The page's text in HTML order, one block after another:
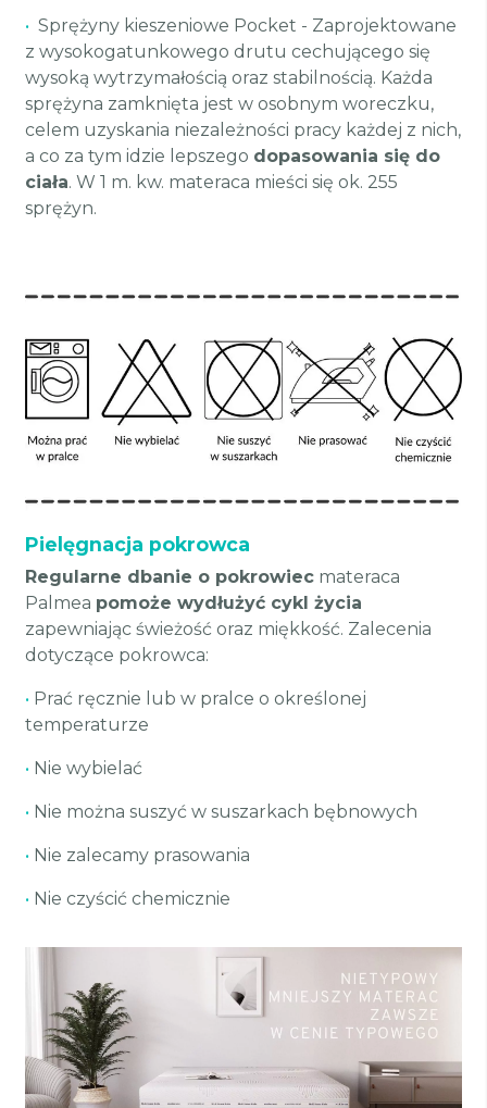
• Sprężyny kieszeniowe Pocket - Zaprojektowane
z wysokogatunkowego drutu cechującego się
wysoką wytrzymałością oraz stabilnością. Każda
sprężyna zamknięta jest w osobnym woreczku,
celem uzyskania niezależności pracy każdej z nich,
a co za tym idzie lepszego dopasowania się do
ciała. W 1 m. kw. materaca mieści się ok. 255
sprężyn.
Pielęgnacja pokrowca
Regularne dbanie o pokrowiec materaca
Palmea pomoże wydłużyć cykl życia
zapewniając świeżość oraz miękkość. Zalecenia
dotyczące pokrowca:
• Prać ręcznie lub w pralce o określonej
temperaturze
• Nie wybielać
• Nie można suszyć w suszarkach bębnowych
• Nie zalecamy prasowania
• Nie czyścić chemicznie